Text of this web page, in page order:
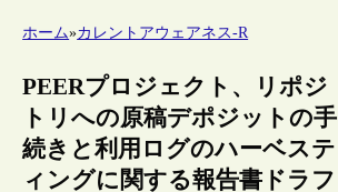
ホーム»カレントアウェアネス-R
PEERプロジェクト、リポジ
トリへの原稿デポジットの手
続きと利用ログのハーベステ
ィングに関する報告書ドラフ